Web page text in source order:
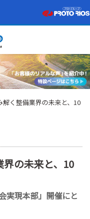
解く整備業界の未来と、10
の未来と、10
実現本部」開催にと